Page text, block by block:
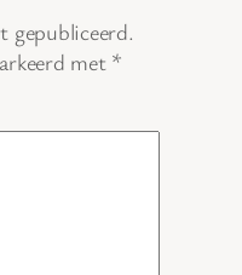
gepubliceerd.
met *